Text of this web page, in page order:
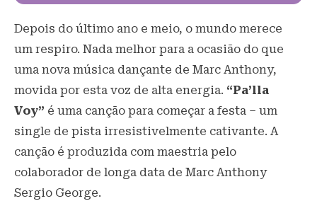
Depois do último ano e meio, o mundo merece
um respiro. Nada melhor para a ocasião do que
uma nova música dançante de Marc Anthony,
movida por esta voz de alta energia. “Pa’lla
Voy” é uma canção para começar a festa – um
single de pista irresistivelmente cativante. A
canção é produzida com maestria pelo
colaborador de longa data de Marc Anthony
Sergio George.